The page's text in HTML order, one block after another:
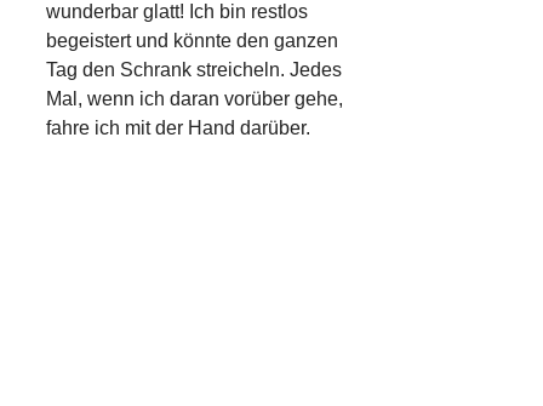
wunderbar glatt! Ich bin restlos
begeistert und könnte den ganzen
Tag den Schrank streicheln. Jedes
Mal, wenn ich daran vorüber gehe,
fahre ich mit der Hand darüber.